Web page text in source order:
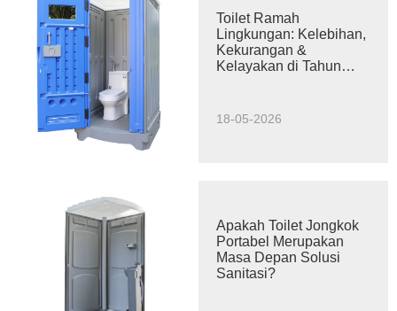
Toilet Ramah
Lingkungan: Kelebihan,
Kekurangan &
Kelayakan di Tahun
18-05-2026
Apakah Toilet Jongkok
Portabel Merupakan
Masa Depan Solusi
Sanitasi?